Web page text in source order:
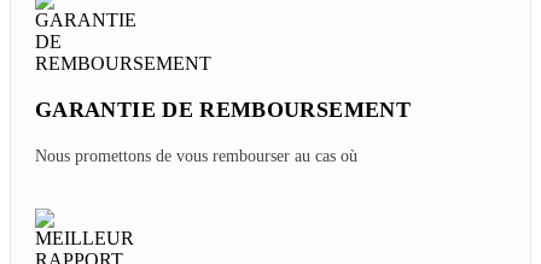
GARANTIE DE REMBOURSEMENT
Nous promettons de vous rembourser au cas où